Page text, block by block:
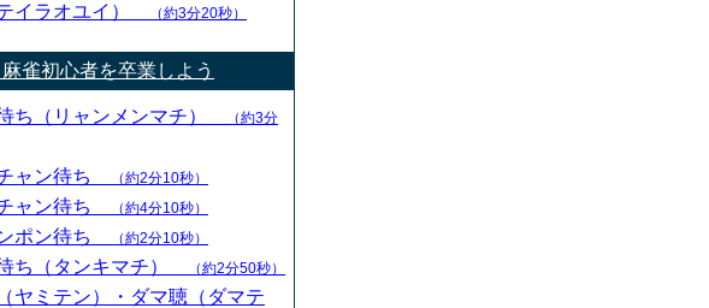
イラオユイ）
（約3分20秒）
雀初心者を卒業しよう
ち（リャンメンマチ）
（約3分
ャン待ち （約2分10秒）
ャン待ち （約4分10秒）
ポン待ち （約2分10秒）
ち（タンキマチ） （約2分50秒）
ヤミテン）・ダマ聴（ダマテ